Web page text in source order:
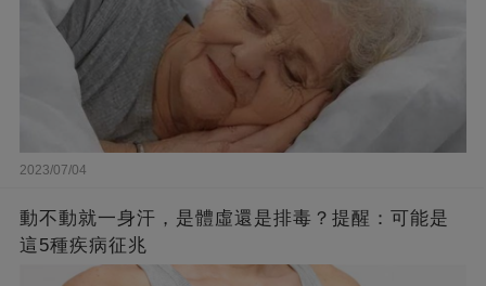
2023/07/04
動不動就一身汗，是體虛還是排毒？提醒：可能是
這5種疾病征兆